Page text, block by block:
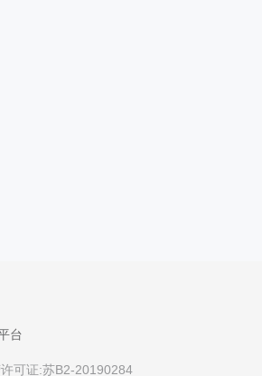
台
可证:苏B2-20190284